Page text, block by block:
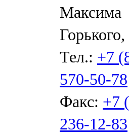
Максима
Тел.: +7
570-50-78
Факс: +7
236-12-83